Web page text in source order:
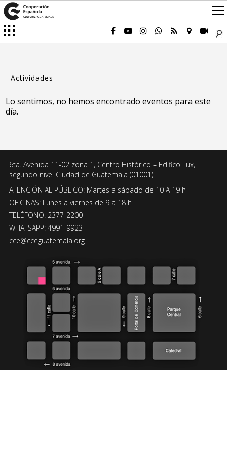
Lo sentimos, no hemos encontrado eventos para este
día.
6ta. Avenida 11-02 zona 1, Centro Histórico – Edifico Lux,
segundo nivel Ciudad de Guatemala (01001)
ATENCIÓN AL PÚBLICO: Martes a sábado de 10 A 19 h
OFICINAS: Lunes a viernes de 9 a 18 h
TELÉFONO: 2377-2200
WHATSAPP: 4991-9923
cce@cceguatemala.org